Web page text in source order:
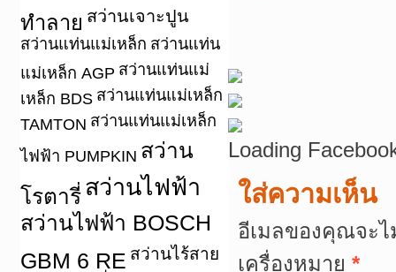
ทำลาย สว่านเจาะปูน
สว่านแท่นแม่เหล็ก สว่านแท่น
แม่เหล็ก AGP สว่านแท่นแม่
เหล็ก BDS สว่านแท่นแม่เหล็ก
TAMTON สว่านแท่นแม่เหล็ก
ไฟฟ้า PUMPKIN สว่าน
โรตารี่ สว่านไฟฟ้า
สว่านไฟฟ้า BOSCH
GBM 6 RE สว่านไร้สาย
Loading
ใส่ความเห็น
อีเมลของคุณจะ
เครื่องหมาย *